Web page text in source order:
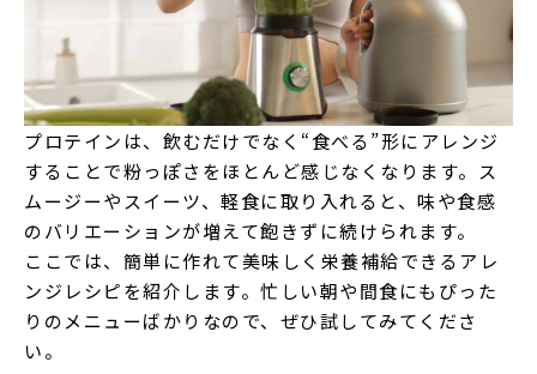
プロテインは、飲むだけでなく“食べる”形にアレンジ
することで粉っぽさをほとんど感じなくなります。ス
ムージーやスイーツ、軽食に取り入れると、味や食感
のバリエーションが増えて飽きずに続けられます。
ここでは、簡単に作れて美味しく栄養補給できるアレ
ンジレシピを紹介します。忙しい朝や間食にもぴった
りのメニューばかりなので、ぜひ試してみてくださ
い。